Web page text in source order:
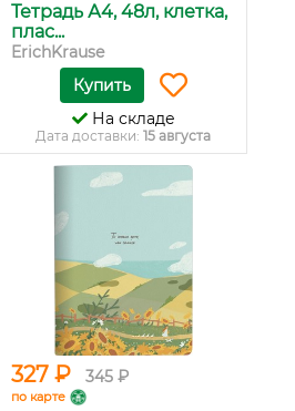
Тетрадь А4, 48л, клетка,
плас...
ErichKrause
Купить
На складе
Дата доставки: 15 августа
327 ₽ 345 ₽
по карте